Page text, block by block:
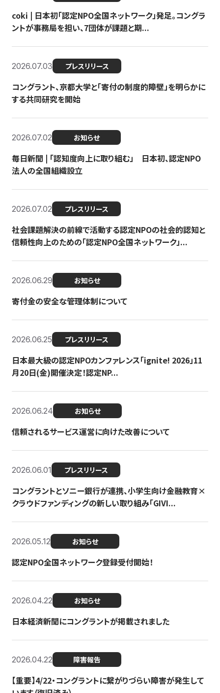
coki | 日本初「認定NPO全国ネットワーク」発足。コングラ
ントが事務局を担い、7団体が課題と期...
2026.07.03 プレスリリース
コングラント、京都大学と「寄付の制度的障壁」を明らかに
する共同研究を開始
2026.07.02 お知らせ
毎日新聞 | 「認知度向上に取り組む」 日本初、認定NPO
法人の全国組織設立
2026.07.02 プレスリリース
社会課題解決の前線で活動する認定NPOの社会的認知と
信頼性向上のための「認定NPO全国ネットワーク」...
2026.06.29 お知らせ
寄付金の安全な管理体制について
2026.06.25 プレスリリース
日本最大級の認定NPOカンファレンス「ignite! 2026」11
月20日(金)開催決定！認定NP...
2026.06.24 お知らせ
信頼されるサービス運営に向けた改善について
2026.06.01 プレスリリース
コングラントとソニー銀行が連携、小学生向け金融教育×
クラウドファンディングの新しい取り組み「GIVI...
2026.05.12 お知らせ
認定NPO全国ネットワーク登録受付開始！
2026.04.22 お知らせ
日本経済新聞にコングラントが掲載されました
2026.04.22 障害報告
【重要】4/22・コングラントに繋がりづらい障害が発生して